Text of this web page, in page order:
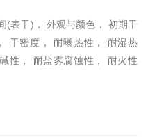
(表干)， 外观与颜色， 初期干
干密度， 耐曝热性， 耐湿热
性， 耐盐雾腐蚀性， 耐火性